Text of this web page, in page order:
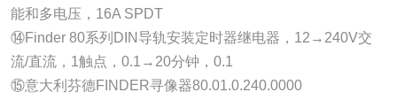
能和多电压，16A SPDT
⑭Finder 80系列DIN导轨安装定时器继电器，12→240V交
流/直流，1触点，0.1→20分钟，0.1
⑮意大利芬德FINDER寻像器80.01.0.240.0000